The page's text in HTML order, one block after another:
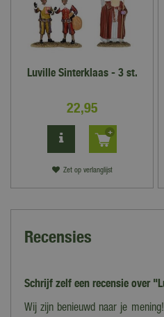
Luville Sinterklaas - 3 st.
22,95
Zet op verlanglijst
Recensies
Schrijf zelf een recensie over
Wij zijn benieuwd naar je